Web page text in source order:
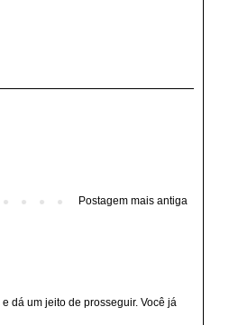
Postagem mais antiga
dá um jeito de prosseguir. Você já